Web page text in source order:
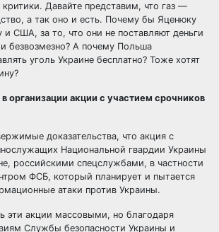
критики. Давайте представим, что газ —
а так оно и есть. Почему бы Яценюку
и США, за то, что они не поставляют деньги
безвозмезно? А почему Польша
уголь Украине бесплатно? Тоже хотят
организации акции с участием срочников
доказательства, что акция с
Национальной гвардии Украины
российскими спецслужбами, в частности
ФСБ, который планирует и пытается
атаки против Украины.
эти акции массовыми, но благодаря
Службы безопасности Украины и